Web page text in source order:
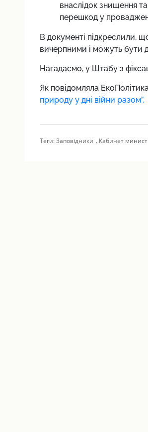
внаслідок знищення
перешкод у
В документі підкреслили,
вичерпними і можуть бути
Нагадаємо, уШтабу з
Як повідомляла
природу у дні війни разом”.
Теги:Заповідники , Кабинет